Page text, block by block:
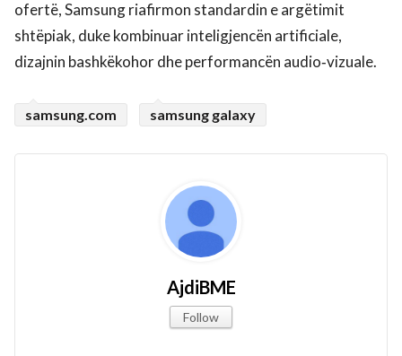
ofertë, Samsung riafirmon standardin e argëtimit
shtëpiak, duke kombinuar inteligjencën artificiale,
dizajnin bashkëkohor dhe performancën audio‑vizuale.
samsung.com samsung galaxy
AjdiBME
Follow